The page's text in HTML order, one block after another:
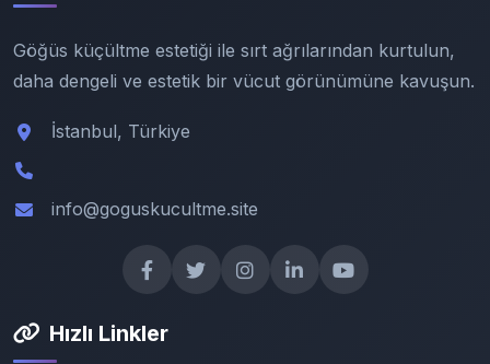
Göğüs küçültme estetiği ile sırt ağrılarından kurtulun,
daha dengeli ve estetik bir vücut görünümüne kavuşun.
İstanbul, Türkiye
info@goguskucultme.site
Hızlı Linkler